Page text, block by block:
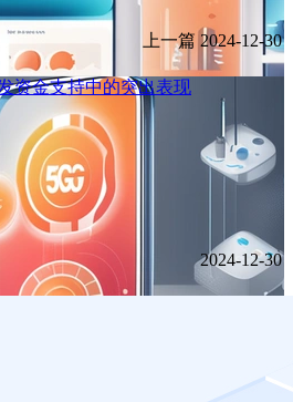
上一篇 2024-12-30
资金支持中的突出表现
2024-12-30